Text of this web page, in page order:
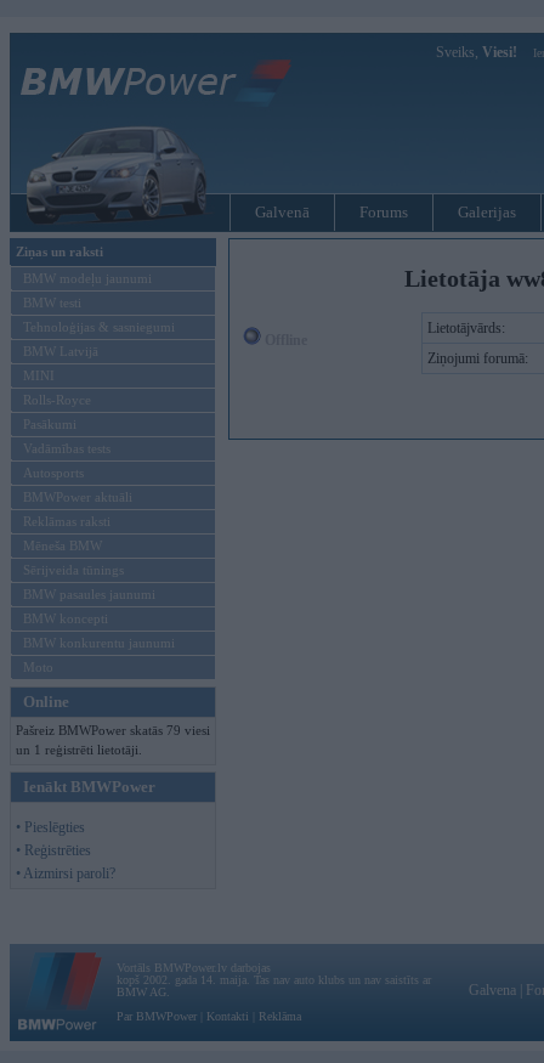
Sveiks, Viesi!
Galvenā Forums Galerijas
Ziņas un raksti
BMW modeļu jaunumi
BMW testi
Tehnoloģijas & sasniegumi
BMW Latvijā
MINI
Rolls-Royce
Pasākumi
Vadāmības tests
Autosports
BMWPower aktuāli
Reklāmas raksti
Mēneša BMW
Sērijveida tūnings
BMW pasaules jaunumi
BMW koncepti
BMW konkurentu jaunumi
Moto
Online
Pašreiz BMWPower skatās 79 viesi
un 1 reģistrēti lietotāji.
Ienākt BMWPower
• Pieslēgties
• Reģistrēties
• Aizmirsi paroli?
Lietotāja
Lietotājvārds:
Ziņojumi forumā:
Vortāls BMWPower.lv darbojas
kopš 2002. gada 14. maija. Tas nav auto klubs un nav saistīts ar
BMW AG.
Par BMWPower
Kontakti Reklāma
Galvena